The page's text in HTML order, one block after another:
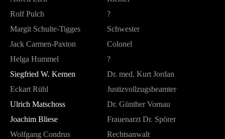
Rolf Pulch
?
Margit Schulte-Tigges
Schwester
Jack Carmen-Paxton
Colonel
Helga Hummel
?
Siegfried W. Kernen
Dr. med. Kurt Jordan
Eckart Rühl
Justizvollzugsbeamter
Ulrich Matschoss
Dr. Günther Vornau
Joachim Bliese
Frauenarzt Dr. Spörer
Wolfgang Condrus
Rechtsanwalt